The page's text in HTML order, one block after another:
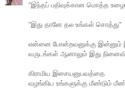
"இந்தப் பதிவுக்கான மொத்த
"இது தானே தல உங்கள் சொத்து"
என்னை போன்றவனுக்கு இன்னும்
வருடங்கள் ஆனாலும் இது
கிராமிய இசையனுபவத்தை
வழங்கிய உங்களுக்கு மீண்டும்